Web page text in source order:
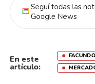
Seguí todas las
Google News
En este
artículo: